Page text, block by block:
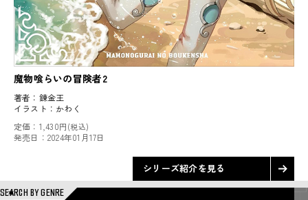
魔物喰らいの冒険者2
著者： 錬金王
イラスト： かわく
定価： 1,430円(税込)
発売日： 2024年01月17日
シリーズ紹介を見る
SEARCH BY GENRE